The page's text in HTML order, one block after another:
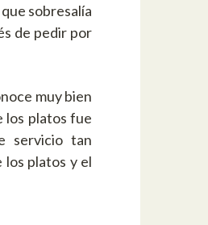
sobresalía
de pedir por
muy bien
los platos fue
servicio tan
los platos y el